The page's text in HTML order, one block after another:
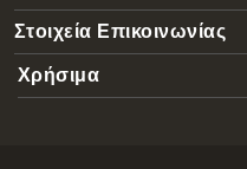
Στοιχεία Επικοινωνίας
Χρήσιμα